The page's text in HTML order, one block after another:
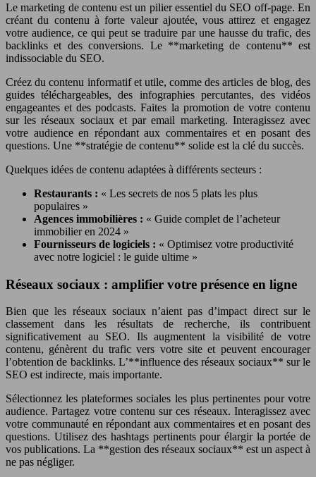
Le marketing de contenu est un pilier essentiel du SEO off-page. En
créant du contenu à forte valeur ajoutée, vous attirez et engagez
votre audience, ce qui peut se traduire par une hausse du trafic, des
backlinks et des conversions. Le **marketing de contenu** est
indissociable du SEO.
Créez du contenu informatif et utile, comme des articles de blog, des
guides téléchargeables, des infographies percutantes, des vidéos
engageantes et des podcasts. Faites la promotion de votre contenu
sur les réseaux sociaux et par email marketing. Interagissez avec
votre audience en répondant aux commentaires et en posant des
questions. Une **stratégie de contenu** solide est la clé du succès.
Quelques idées de contenu adaptées à différents secteurs :
Restaurants : « Les secrets de nos 5 plats les plus
populaires »
Agences immobilières : « Guide complet de l’acheteur
immobilier en 2024 »
Fournisseurs de logiciels : « Optimisez votre productivité
avec notre logiciel : le guide ultime »
Réseaux sociaux : amplifier votre présence en ligne
Bien que les réseaux sociaux n’aient pas d’impact direct sur le
classement dans les résultats de recherche, ils contribuent
significativement au SEO. Ils augmentent la visibilité de votre
contenu, génèrent du trafic vers votre site et peuvent encourager
l’obtention de backlinks. L’**influence des réseaux sociaux** sur le
SEO est indirecte, mais importante.
Sélectionnez les plateformes sociales les plus pertinentes pour votre
audience. Partagez votre contenu sur ces réseaux. Interagissez avec
votre communauté en répondant aux commentaires et en posant des
questions. Utilisez des hashtags pertinents pour élargir la portée de
vos publications. La **gestion des réseaux sociaux** est un aspect à
ne pas négliger.